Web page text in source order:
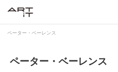
ペーター・ベーレンス
ペーター・ベーレンス